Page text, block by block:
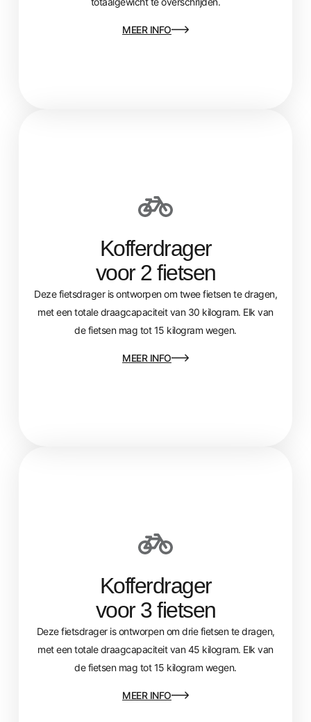
MEER INFO
Kofferdrager
voor 2 fietsen
Deze fietsdrager is ontworpen om twee fietsen te dragen,
met een totale draagcapaciteit van 30 kilogram. Elk van
de fietsen mag tot 15 kilogram wegen.
MEER INFO
Kofferdrager
voor 3 fietsen
Deze fietsdrager is ontworpen om drie fietsen te dragen,
met een totale draagcapaciteit van 45 kilogram. Elk van
de fietsen mag tot 15 kilogram wegen.
MEER INFO